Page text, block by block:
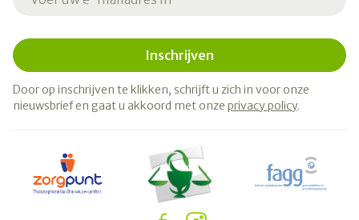
Inschrijven
Door op inschrijven te klikken, schrijft u zich in voor onze
nieuwsbrief en gaat u akkoord met onze privacy policy.